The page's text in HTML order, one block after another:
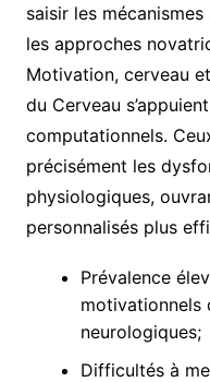
saisir les
les approches
Motivation, cerveau
du Cerveau
computationnels.
précisément les
physiologiques,
personnalisés plus
Prévalence
motivationnels
neurologiques;
Difficultés à